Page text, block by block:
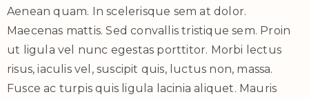
Aenean quam. In scelerisque sem at dolor.
Maecenas mattis. Sed convallis tristique sem. Proin
ut ligula vel nunc egestas porttitor. Morbi lectus
risus, iaculis vel, suscipit quis, luctus non, massa.
Fusce ac turpis quis ligula lacinia aliquet. Mauris